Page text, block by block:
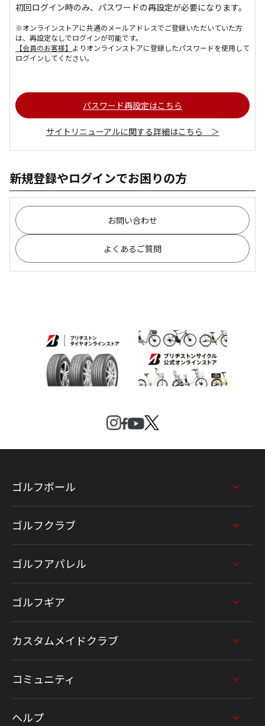
初回ログイン時のみ、パスワードの再設定が必要になります。
※オンラインストアに共通のメールアドレスでご登録いただいていた方
は、再設定なしでログインが可能です。
【会員のお客様】 よりオンラインストアに登録したパスワードを使用して
ログインしてください。
パスワード再設定はこちら
サイトリニューアルに関する詳細はこちら ＞
新規登録やログインでお困りの方
お問い合わせ
よくあるご質問
ゴルフボール
ゴルフクラブ
ゴルフアパレル
ゴルフギア
カスタムメイドクラブ
コミュニティ
ヘルプ